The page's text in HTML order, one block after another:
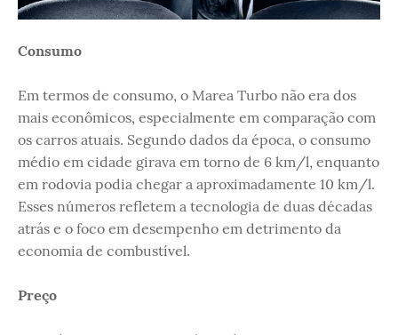
Consumo
Em termos de consumo, o Marea Turbo não era dos
mais econômicos, especialmente em comparação com
os carros atuais. Segundo dados da época, o consumo
médio em cidade girava em torno de 6 km/l, enquanto
em rodovia podia chegar a aproximadamente 10 km/l.
Esses números refletem a tecnologia de duas décadas
atrás e o foco em desempenho em detrimento da
economia de combustível.
Preço